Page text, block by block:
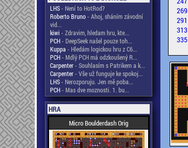
LHS- Není to HotRod?
Roberto Bruno- Ahoj, sháním závodní
vid...
kiwi - Zdravim, hledam hru, kte...
PCH- DeepSeek našel pouze toh...
Kuppa - Hledám logickou hru z C6...
PCH- Mdlý PCH má odzkoušený R...
Carpenter- Souhlasím s Patrikem a k...
Carpenter- Vše už funguje ke spokoj...
LHS- Nerozporuju. Jen mě poba...
PCH- Mas dve moznosti. 1. bu...
HRA
Micro Boulderdash Orig
269
291
313
335